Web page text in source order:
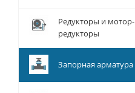
Редукторы и мотор-
редукторы
Запорная арматура